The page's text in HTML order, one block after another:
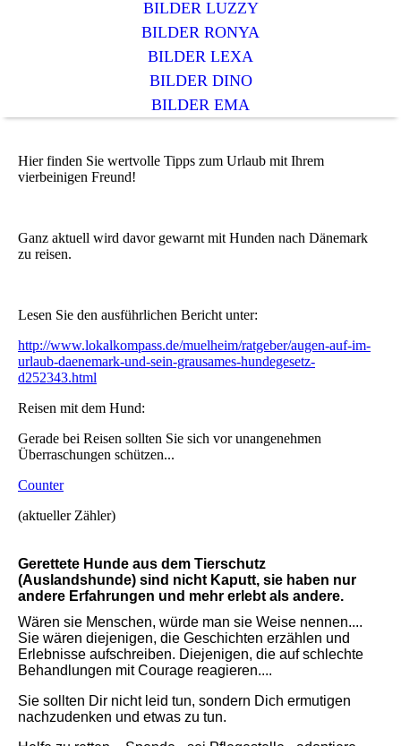
BILDER LUZZY
BILDER RONYA
BILDER LEXA
BILDER DINO
BILDER EMA
Hier finden Sie wertvolle Tipps zum Urlaub mit Ihrem
vierbeinigen Freund!
Ganz aktuell wird davor gewarnt mit Hunden nach Dänemark
zu reisen.
Lesen Sie den ausführlichen Bericht unter:
http://www.lokalkompass.de/muelheim/ratgeber/augen-auf-im-
urlaub-daenemark-und-sein-grausames-hundegesetz-
d252343.html
Reisen mit dem Hund:
Gerade bei Reisen sollten Sie sich vor unangenehmen
Überraschungen schützen...
Counter
(aktueller Zähler)
Gerettete Hunde aus dem Tierschutz
(Auslandshunde) sind nicht Kaputt, sie haben nur
andere Erfahrungen und mehr erlebt als andere.
Wären sie Menschen, würde man sie Weise nennen....
Sie wären diejenigen, die Geschichten erzählen und
Erlebnisse aufschreiben. Diejenigen, die auf schlechte
Behandlungen mit Courage reagieren....
Sie sollten Dir nicht leid tun, sondern Dich ermutigen
nachzudenken und etwas zu tun.